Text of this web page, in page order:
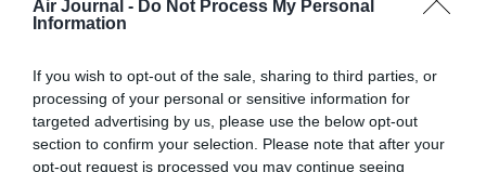
Air Journal - Do Not Process My Personal
Information
If you wish to opt-out of the sale, sharing to third parties, or
processing of your personal or sensitive information for
targeted advertising by us, please use the below opt-out
section to confirm your selection. Please note that after your
opt-out request is processed you may continue seeing
FAIRE UN DON
Appel aux lecteurs !
Soutenez Air Journal participezà son
développement !